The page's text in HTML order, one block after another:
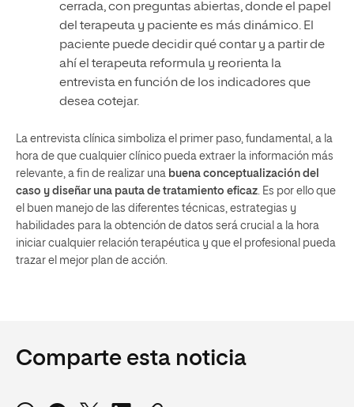
cerrada, con preguntas abiertas, donde el papel
del terapeuta y paciente es más dinámico. El
paciente puede decidir qué contar y a partir de
ahí el terapeuta reformula y reorienta la
entrevista en función de los indicadores que
desea cotejar.
La entrevista clínica simboliza el primer paso, fundamental, a la
hora de que cualquier clínico pueda extraer la información más
relevante, a fin de realizar una buena conceptualización del
caso y diseñar una pauta de tratamiento eficaz. Es por ello que
el buen manejo de las diferentes técnicas, estrategias y
habilidades para la obtención de datos será crucial a la hora
iniciar cualquier relación terapéutica y que el profesional pueda
trazar el mejor plan de acción.
Comparte esta noticia